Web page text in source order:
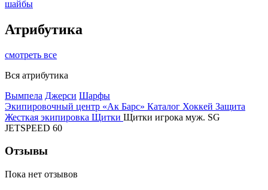
шайбы
Атрибутика
смотреть все
Вся атрибутика
Вымпела Джерси Шарфы
Экипировочный центр «Ак Барс» Каталог Хоккей Защита
Жесткая экипировка Щитки Щитки игрока муж. SG
JETSPEED 60
Отзывы
Пока нет отзывов